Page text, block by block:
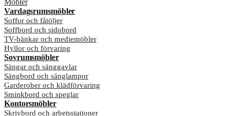
Vardagsrumsmöbler
Soffor och fåtöljer
Soffbord och sidobord
TV-bänkar och mediemöbler
Hyllor och förvaring
Sovrumsmöbler
Sängar och sänggavlar
Sängbord och sänglampor
Garderober och klädförvaring
Sminkbord och speglar
Kontorsmöbler
Skrivbord och arbetsstationer